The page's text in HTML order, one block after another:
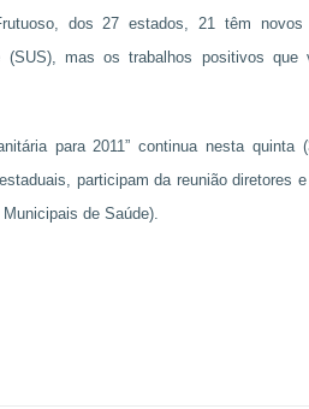
dos 27 estados, 21 têm novos
mas os trabalhos positivos que
para 2011” continua nesta quinta
participam da reunião diretores
de Saúde).